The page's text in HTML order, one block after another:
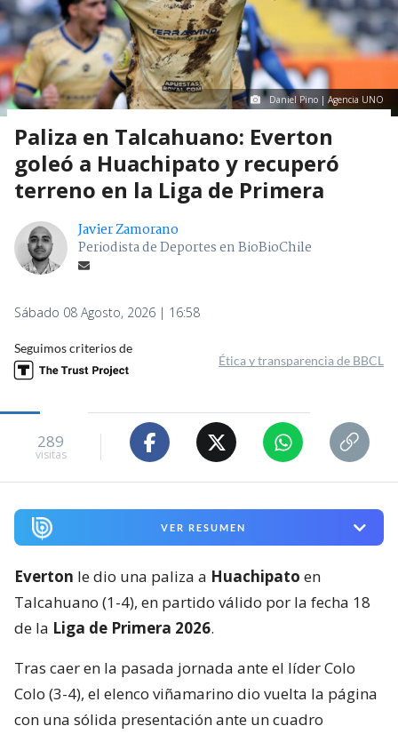
Daniel Pino | Agencia UNO
Paliza en Talcahuano: Everton
goleó a Huachipato y recuperó
terreno en la Liga de Primera
Javier Zamorano
Periodista de Deportes en BioBioChile
Sábado 08 Agosto, 2026 | 16:58
Seguimos criterios de
Ética y transparencia de BBCL
289
visitas
VER RESUMEN
Everton le dio una paliza a Huachipato en
Talcahuano (1-4), en partido válido por la fecha 18
de la Liga de Primera 2026.
Tras caer en la pasada jornada ante el líder Colo
Colo (3-4), el elenco viñamarino dio vuelta la página
con una sólida presentación ante un cuadro